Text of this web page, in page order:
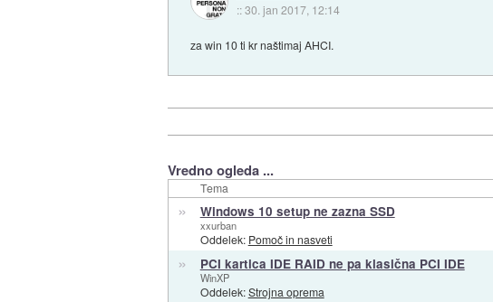
::30. jan 2017, 12:14
za win 10 ti kr naštimaj AHCI.
Vredno ogleda ...
Tema
» Windows 10 setup ne zazna SSD
xxurban
Oddelek: Pomoč in nasveti
» PCI kartica IDE RAID ne pa klasična PCI IDE
WinXP
Oddelek:Strojna oprema